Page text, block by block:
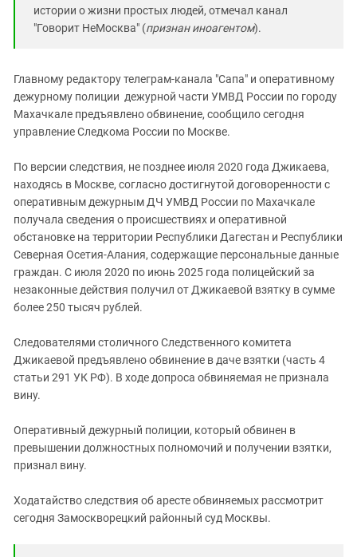
истории о жизни простых людей, отмечал канал
"Говорит НеМосква" (признан иноагентом).
Главному редактору телеграм-канала "Сапа" и оперативному
дежурному полиции дежурной части УМВД России по городу
Махачкале предъявлено обвинение, сообщило сегодня
управление Следкома России по Москве.
По версии следствия, не позднее июля 2020 года Джикаева,
находясь в Москве, согласно достигнутой договоренности с
оперативным дежурным ДЧ УМВД России по Махачкале
получала сведения о происшествиях и оперативной
обстановке на территории Республики Дагестан и Республики
Северная Осетия-Алания, содержащие персональные данные
граждан. С июля 2020 по июнь 2025 года полицейский за
незаконные действия получил от Джикаевой взятку в сумме
более 250 тысяч рублей.
Следователями столичного Следственного комитета
Джикаевой предъявлено обвинение в даче взятки (часть 4
статьи 291 УК РФ). В ходе допроса обвиняемая не признала
вину.
Оперативный дежурный полиции, который обвинен в
превышении должностных полномочий и получении взятки,
признал вину.
Ходатайство следствия об аресте обвиняемых рассмотрит
сегодня Замоскворецкий районный суд Москвы.